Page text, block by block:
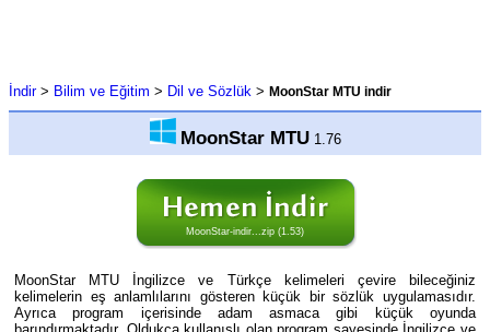
İndir> Bilim ve Eğitim > Dil ve Sözlük > MoonStar MTU indir
MoonStar MTU1.76
MoonStar-indir...zip (1.53)
MoonStar MTU İngilizce ve Türkçe kelimeleri çevire bileceğiniz
kelimelerin eş anlamlılarını gösteren küçük bir sözlük uygulamasıdır.
Ayrıca program içerisinde adam asmaca gibi küçük oyunda